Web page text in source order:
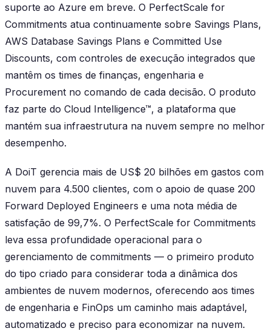
suporte ao Azure em breve. O PerfectScale for
Commitments atua continuamente sobre Savings Plans,
AWS Database Savings Plans e Committed Use
Discounts, com controles de execução integrados que
mantêm os times de finanças, engenharia e
Procurement no comando de cada decisão. O produto
faz parte do Cloud Intelligence™, a plataforma que
mantém sua infraestrutura na nuvem sempre no melhor
desempenho.
A DoiT gerencia mais de US$ 20 bilhões em gastos com
nuvem para 4.500 clientes, com o apoio de quase 200
Forward Deployed Engineers e uma nota média de
satisfação de 99,7%. O PerfectScale for Commitments
leva essa profundidade operacional para o
gerenciamento de commitments — o primeiro produto
do tipo criado para considerar toda a dinâmica dos
ambientes de nuvem modernos, oferecendo aos times
de engenharia e FinOps um caminho mais adaptável,
automatizado e preciso para economizar na nuvem.